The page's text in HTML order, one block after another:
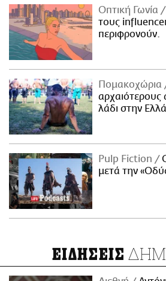
Οπτική Γωνία
τους
περιφρονούν.
Πομακοχώρια
λάδι στην
Pulp Fiction
μετά την
ΕΙΔΗΣΕΙΣ